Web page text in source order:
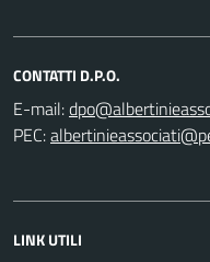
CONTATTI D.P.O.
E-mail:
PEC:
LINK UTILI